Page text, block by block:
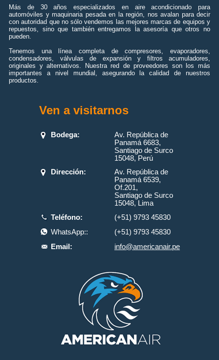
Más de 30 años especializados en aire acondicionado para
automóviles y maquinaria pesada en la región, nos avalan para decir
con autoridad que no sólo vendemos las mejores marcas de equipos y
repuestos, sino que también entregamos la asesoría que otros no
pueden.
Tenemos una línea completa de compresores, evaporadores,
condensadores, válvulas de expansión y filtros acumuladores,
originales y alternativos. Nuestra red de proveedores son los más
importantes a nivel mundial, asegurando la calidad de nuestros
productos.
Ven a visitarnos
Bodega:
Av. República de
Panamá 6683,
Santiago de Surco
15048, Perú
Dirección:
Av. República de
Panamá 6539,
Of.201,
Santiago de Surco
15048, Lima
Teléfono:
(+51) 9793 45830
WhatsApp::
(+51) 9793 45830
Email:
info@americanair.pe